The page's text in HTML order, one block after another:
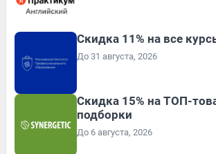
Скидка 11% на все
До 31 августа, 2026
Скидка 15% на ТОП-
подборки
До 6 августа, 2026